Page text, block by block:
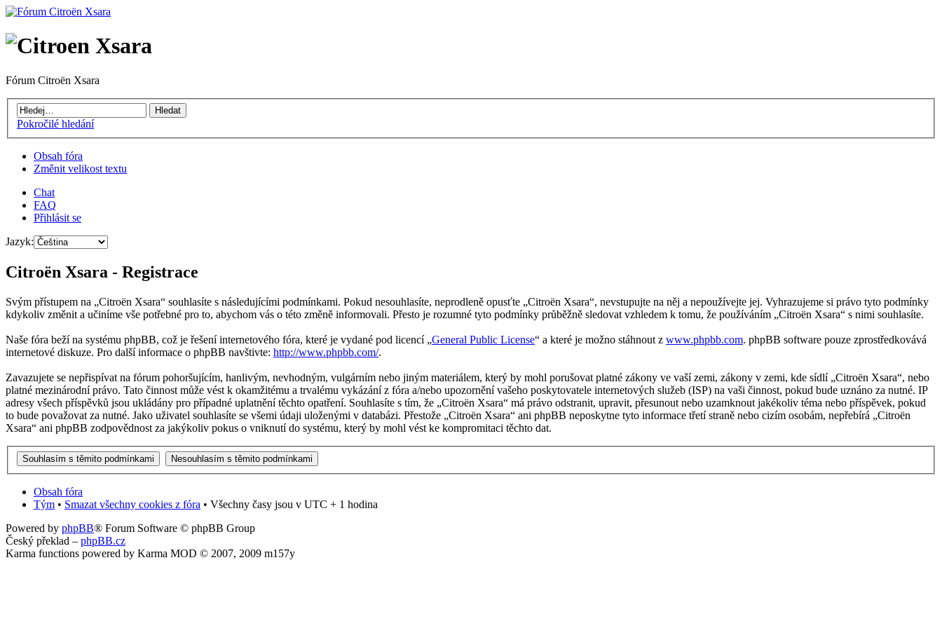
Fórum Citroën Xsara
Pokročilé hledání
Obsah fóra
Změnit velikost textu
Chat
FAQ
Přihlásit se
Jazyk:
Citroën Xsara - Registrace
Svým přístupem na „Citroën Xsara“ souhlasíte s následujícími podmínkami. Pokud nesouhlasíte, neprodleně opusťte „Citroën Xsara“, nevstupujte na něj a nepoužívejte jej. Vyhrazujeme si právo tyto podmínky
kdykoliv změnit a učiníme vše potřebné pro to, abychom vás o této změně informovali. Přesto je rozumné tyto podmínky průběžně sledovat vzhledem k tomu, že používáním „Citroën Xsara“ s nimi souhlasíte.
Naše fóra beží na systému phpBB, což je řešení internetového fóra, které je vydané pod licencí „General Public License“ a které je možno stáhnout z www.phpbb.com. phpBB software pouze zprostředkovává
internetové diskuze. Pro další informace o phpBB navštivte: http://www.phpbb.com/.
Zavazujete se nepřispívat na fórum pohoršujícím, hanlivým, nevhodným, vulgárním nebo jiným materiálem, který by mohl porušovat platné zákony ve vaší zemi, zákony v zemi, kde sídlí „Citroën Xsara“, nebo
platné mezinárodní právo. Tato činnost může vést k okamžitému a trvalému vykázání z fóra a/nebo upozornění vašeho poskytovatele internetových služeb (ISP) na vaši činnost, pokud bude uznáno za nutné. IP
adresy všech příspěvků jsou ukládány pro případné uplatnění těchto opatření. Souhlasíte s tím, že „Citroën Xsara“ má právo odstranit, upravit, přesunout nebo uzamknout jakékoliv téma nebo příspěvek, pokud
to bude považovat za nutné. Jako uživatel souhlasíte se všemi údaji uloženými v databázi. Přestože „Citroën Xsara“ ani phpBB neposkytne tyto informace třetí straně nebo cizím osobám, nepřebírá „Citroën
Xsara“ ani phpBB zodpovědnost za jakýkoliv pokus o vniknutí do systému, který by mohl vést ke kompromitaci těchto dat.
Obsah fóra
Tým • Smazat všechny cookies z fóra • Všechny časy jsou v UTC + 1 hodina
Powered by phpBB® Forum Software © phpBB Group
Český překlad – phpBB.cz
Karma functions powered by Karma MOD © 2007, 2009 m157y